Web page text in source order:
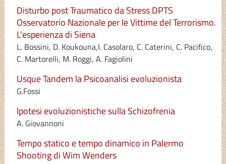
Disturbo post Traumatico da Stress DPTS
Osservatorio Nazionale per le Vittime del Terrorismo.
L'esperienza di Siena
L. Bossini, D. Koukouna,I. Casolaro, C. Caterini, C. Pacifico,
C. Martorelli, M. Roggi, A. Fagiolini
Usque Tandem la Psicoanalisi evoluzionista
G.Fossi
Ipotesi evoluzionistiche sulla Schizofrenia
A. Giovannoni
Tempo statico e tempo dinamico in Palermo
Shooting di Wim Wenders